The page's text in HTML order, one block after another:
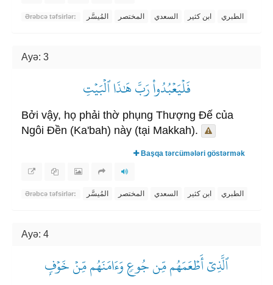
Ərəbcə təfsirlər: المُيسَّر المختصر السعدي ابن كثير الطبري
Ayə: 3
فَلۡيَعۡبُدُواْ رَبَّ هَٰذَا ٱلۡبَيۡتِ
Bởi vậy, họ phải thờ phụng Thượng Đế của
Ngôi Đền (Ka'bah) này (tại Makkah).
Başqa tərcümələri göstərmək
Ərəbcə təfsirlər: المُيسَّر المختصر السعدي ابن كثير الطبري
Ayə: 4
ٱلَّذِيٓ أَطۡعَمَهُم مِّن جُوعٖ وَءَامَنَهُم مِّنۡ خَوۡفِۭ